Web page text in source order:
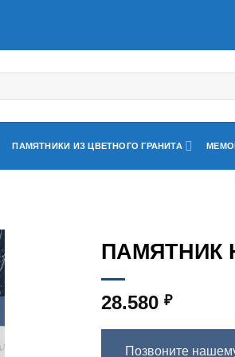
ПАМЯТНИКИ ИЗ ЦВЕТНОГО ГРАНИТА
ПАМЯТНИК
28.580 ₽
Позвоните